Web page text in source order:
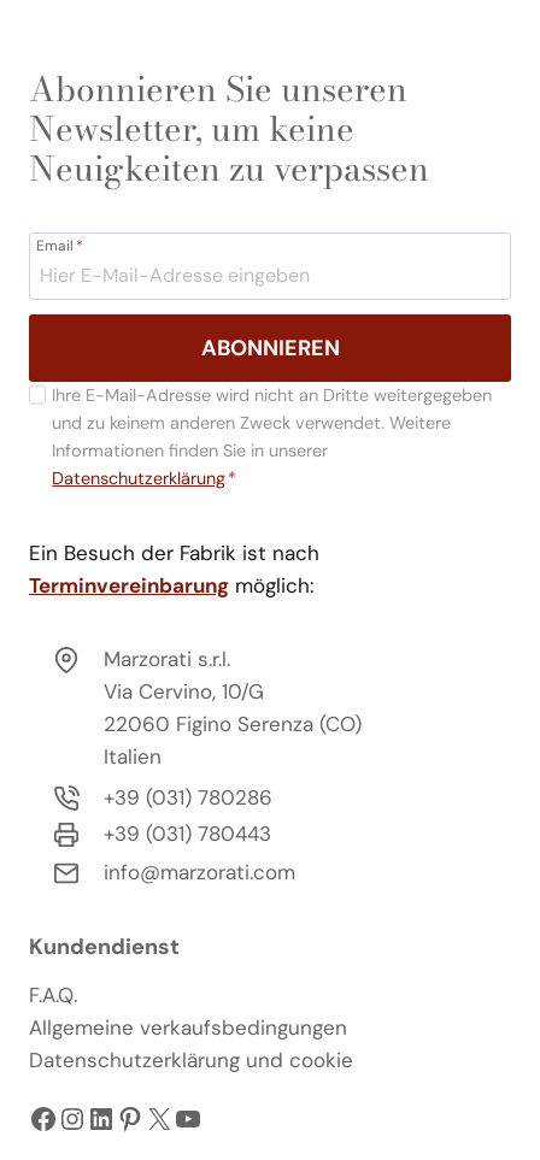
Abonnieren Sie unseren
Newsletter, um keine
Neuigkeiten zu verpassen
Email *
ABONNIEREN
Ihre E-Mail-Adresse wird nicht an Dritte weitergegeben
und zu keinem anderen Zweck verwendet. Weitere
Informationen finden Sie in unserer
Datenschutzerklärung*
Ein Besuch der Fabrik ist nach
Terminvereinbarung möglich:
Marzorati s.r.l.
Via Cervino, 10/G
22060 Figino Serenza (CO)
Italien
+39 (031) 780286
+39 (031) 780443
info@marzorati.com
Kundendienst
F.A.Q.
Allgemeine verkaufsbedingungen
Datenschutzerklärung und cookie
Facebook
Instagram
LinkedIn
Pinterest
X YouTube